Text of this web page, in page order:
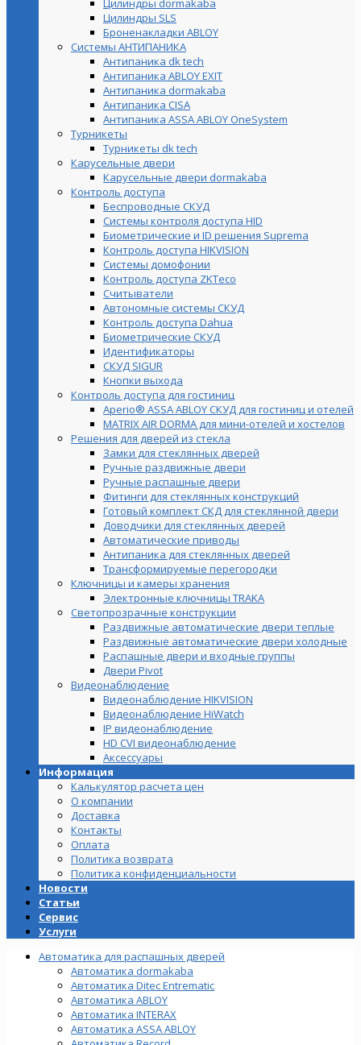
Цилиндры SLS
Броненакладки ABLOY
Системы АНТИПАНИКА
Антипаника dk tech
Антипаника ABLOY EXIT
Антипаника dormakaba
Антипаника СISA
Антипаника ASSA ABLOY OneSystem
Турникеты
Турникеты dk tech
Карусельные двери
Карусельные двери dormakaba
Контроль доступа
Беспроводные СКУД
Системы контроля доступа HID
Биометрические и ID решения Suprema
Контроль доступа HIKVISION
Системы домофонии
Контроль доступа ZKTeco
Считыватели
Автономные системы СКУД
Контроль доступа Dahua
Биометрические СКУД
Идентификаторы
СКУД SIGUR
Кнопки выхода
Контроль доступа для гостиниц
Aperio® ASSA ABLOY СКУД для гостиниц и отелей
MATRIX AIR DORMA для мини-отелей и хостелов
Решения для дверей из стекла
Замки для стеклянных дверей
Ручные раздвижные двери
Ручные распашные двери
Фитинги для стеклянных конструкций
Готовый комплект СКД для стеклянной двери
Доводчики для стеклянных дверей
Автоматические приводы
Антипаника для стеклянных дверей
Трансформируемые перегородки
Ключницы и камеры хранения
Электронные ключницы TRAKA
Светопрозрачные конструкции
Раздвижные автоматические двери теплые
Раздвижные автоматические двери холодные
Распашные двери и входные группы
Двери Pivot
Видеонаблюдение
Видеонаблюдение HIKVISION
Видеонаблюдение HiWatch
IP видеонаблюдение
HD CVI видеонаблюдение
Аксессуары
Информация
Калькулятор расчета цен
О компании
Доставка
Контакты
Оплата
Политика возврата
Политика конфиденциальности
Новости
Статьи
Сервис
Услуги
Автоматика для распашных дверей
Автоматика dormakaba
Автоматика Ditec Entrematic
Автоматика ABLOY
Автоматика INTERAX
Автоматика ASSA ABLOY